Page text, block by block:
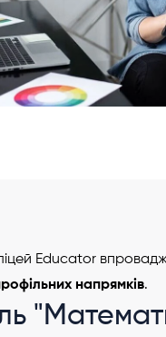
Educator
напрямків.